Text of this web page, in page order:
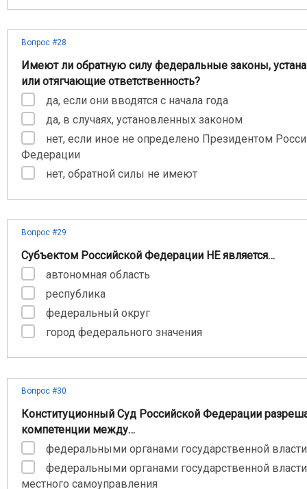
Вопрос #28
Имеют ли обратную силу федеральные законы,
или отягчающие ответственность?
да, если они вводятся с начала года
да, в случаях, установленных законом
нет, если иное не определено Президентом
Федерации
нет, обратной силы не имеют
Вопрос #29
Субъектом Российской Федерации НЕ является…
автономная область
республика
федеральный округ
город федерального значения
Вопрос #30
Конституционный Суд Российской Федерации
компетенции между…
федеральными органами государственной власти
федеральными органами государственной
местного самоуправления